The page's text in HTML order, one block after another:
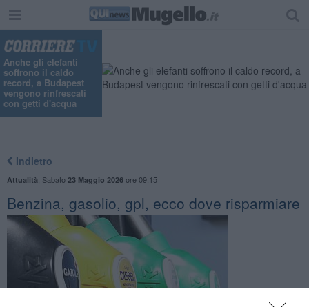
Anche gli elefanti
soffrono il caldo
record, a Budapest
vengono rinfrescati
con getti d'acqua
Indietro
Attualità Sabato 23 Maggio 2026ore 09:15
Benzina, gasolio, gpl, ecco dove risparmiare